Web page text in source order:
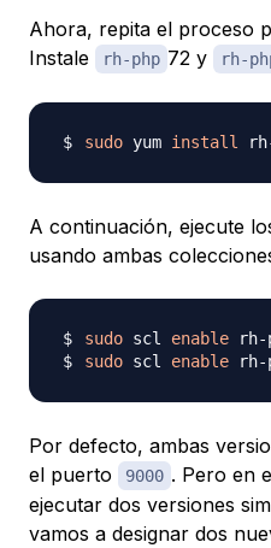
Ahora, repita el proceso
Instale
rh-php 72 y rh-
sudo yum install
A continuación, ejecute
usando ambas
sudo scl enable rh-
sudo scl enable rh-
Por defecto, ambas
el puerto
9000 . Pero en
ejecutar dos versiones
vamos a designar dos